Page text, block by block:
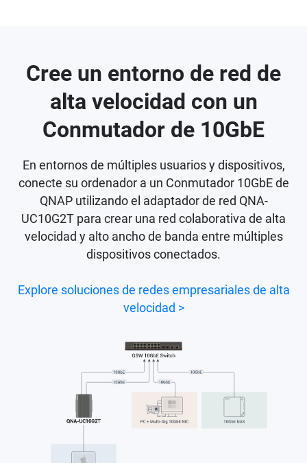
Cree un entorno de red de
alta velocidad con un
Conmutador de 10GbE
En entornos de múltiples usuarios y dispositivos,
conecte su ordenador a un Conmutador 10GbE de
QNAP utilizando el adaptador de red QNA-
UC10G2T para crear una red colaborativa de alta
velocidad y alto ancho de banda entre múltiples
dispositivos conectados.
Explore soluciones de redes empresariales de alta
velocidad >